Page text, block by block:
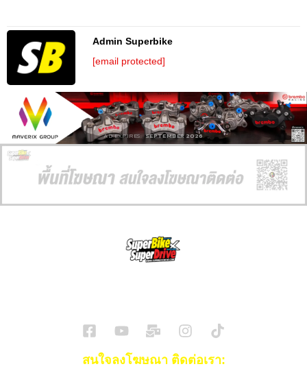
Admin Superbike
[email protected]
AD EXPIRES: SEPTEMBER 2026
สนใจลงโฆษณา ติดต่อเรา: